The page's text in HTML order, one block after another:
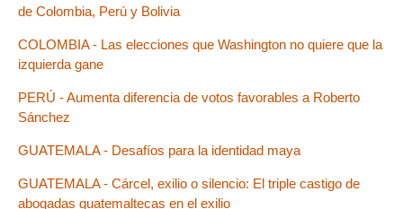
de Colombia, Perú y Bolivia
COLOMBIA - Las elecciones que Washington no quiere que la
izquierda gane
PERÚ - Aumenta diferencia de votos favorables a Roberto
Sánchez
GUATEMALA - Desafíos para la identidad maya
GUATEMALA - Cárcel, exilio o silencio: El triple castigo de
abogadas guatemaltecas en el exilio